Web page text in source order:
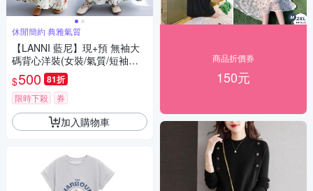
休閒簡約 典雅氣質
【LANNI 藍尼】現+預 無袖大
碼背心洋裝(女裝/氣質/短袖洋
裝/連身裙)
$500 81折
限時下殺 券
加入購物車
商品折價券
150元